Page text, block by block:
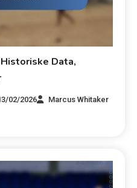
Data,
02/2026 Marcus Whitaker